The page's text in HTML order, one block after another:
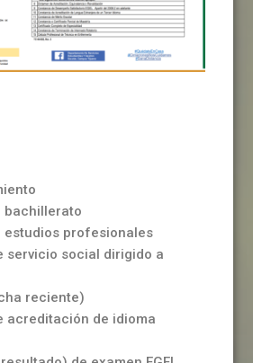
bachillerato
estudios profesionales
servicio social dirigido a
reciente)
acreditación de idioma